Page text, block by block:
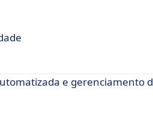
e gerenciamento